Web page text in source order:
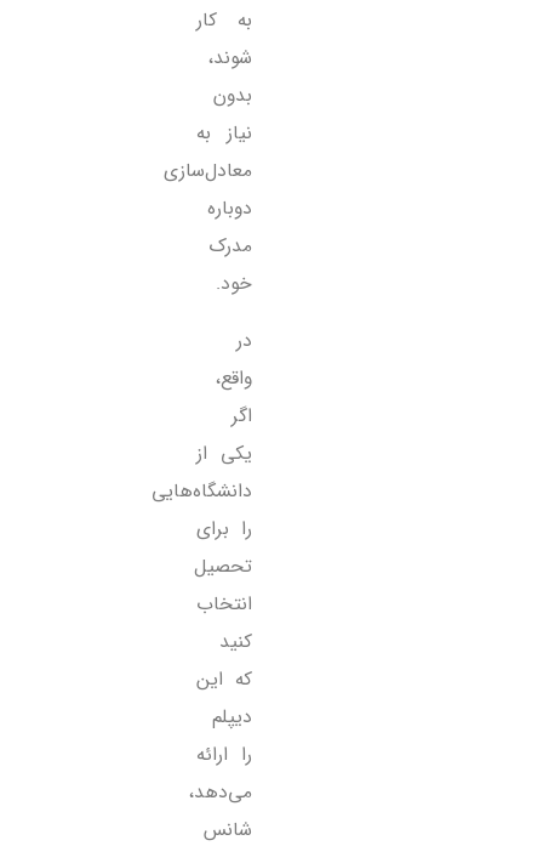
به کار
شوند،
بدون
نیاز به
معادل‌سازی
دوباره
مدرک
خود.
در
واقع،
اگر
یکی از
دانشگاه‌هایی
را برای
تحصیل
انتخاب
کنید
که این
دیپلم
را ارائه
می‌دهد،
شانس